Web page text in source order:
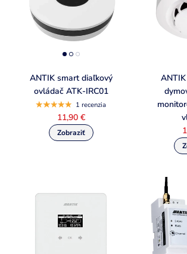
ANTIK smart diaľkový
ovládač ATK-IRC01
1 recenzia
11,90 €